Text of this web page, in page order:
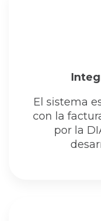
El sistema
con la
por la